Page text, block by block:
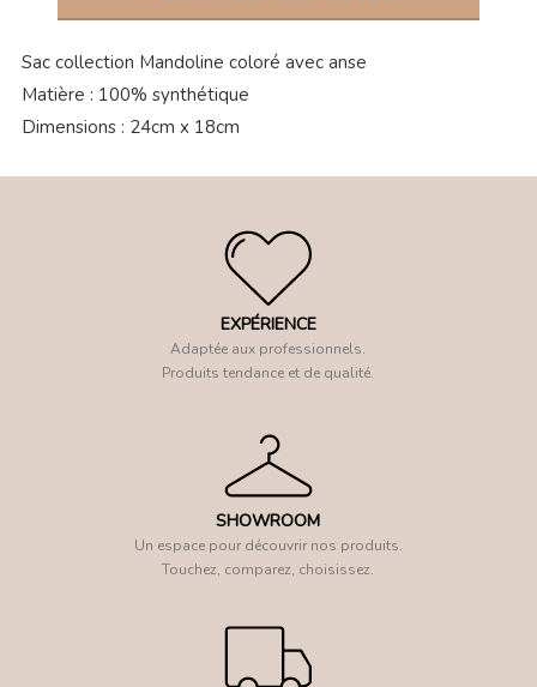
Sac collection Mandoline coloré avec anse
Matière : 100% synthétique
Dimensions : 24cm x 18cm
EXPÉRIENCE
Adaptée aux professionnels.
Produits tendance et de qualité.
SHOWROOM
Un espace pour découvrir nos produits.
Touchez, comparez, choisissez.